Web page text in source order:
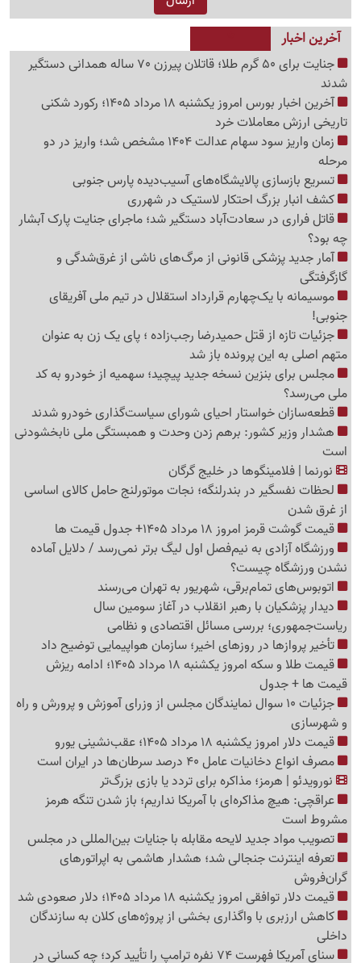
آخرین اخبار
جنایت برای 50 گرم طلا؛ قاتلان پیرزن 70 ساله همدانی دستگیر
شدند
آخرین اخبار بورس امروز یکشنبه 18 مرداد 1405؛ رکورد شکنی
تاریخی ارزش معاملات خرد
زمان واریز سود سهام عدالت 1404 مشخص شد؛ واریز در دو
مرحله
تسریع بازسازی پالایشگاه‌های آسیب‌دیده پارس جنوبی
کشف انبار بزرگ احتکار لاستیک در شهرری
قاتل فراری در سعادت‌آباد دستگیر شد؛ ماجرای جنایت پارک آبشار
چه بود؟
آمار جدید پزشکی قانونی از مرگ‌های ناشی از غرق‌شدگی و
گازگرفتگی
موسیمانه با یک‌چهارم قرارداد استقلال در تیم ملی آفریقای
جنوبی!
جزئیات تازه از قتل حمیدرضا رجب‌زاده ؛ پای یک زن به عنوان
متهم اصلی به این پرونده باز شد
مجلس برای بنزین نسخه جدید پیچید؛ سهمیه از خودرو به کد
ملی می‌رسد؟
قطعه‌سازان خواستار احیای شورای سیاست‌گذاری خودرو شدند
هشدار وزیر کشور: برهم زدن وحدت و همبستگی ملی نابخشودنی
است
نورنما | فلامینگوها در خلیج گرگان
لحظات نفسگیر در بندرلنگه؛ نجات موتورلنج حامل کالای اساسی
از غرق شدن
قیمت گوشت قرمز امروز 18 مرداد 1405+ جدول قیمت ها
ورزشگاه آزادی به نیم‌فصل اول لیگ برتر نمی‌رسد / دلایل آماده
نشدن ورزشگاه چیست؟
اتوبوس‌های تمام‌برقی، شهریور به تهران می‌رسند
دیدار پزشکیان با رهبر انقلاب در آغاز سومین سال
ریاست‌جمهوری؛ بررسی مسائل اقتصادی و نظامی
تأخیر پروازها در روزهای اخیر؛ سازمان هواپیمایی توضیح داد
قیمت طلا و سکه امروز یکشنبه 18 مرداد 1405؛ ادامه ریزش
قیمت ها + جدول
جزئیات 10 سوال نمایندگان مجلس از وزرای آموزش و پرورش و راه
و شهرسازی
قیمت دلار امروز یکشنبه 18 مرداد 1405؛ عقب‌نشینی یورو
مصرف انواع دخانیات عامل 40 درصد سرطان‌ها در ایران است
نورویدئو | هرمز؛ مذاکره برای تردد یا بازی بزرگ‌تر
عراقچی: هیچ مذاکره‌ای با آمریکا نداریم؛ باز شدن تنگه هرمز
مشروط است
تصویب مواد جدید لایحه مقابله با جنایات بین‌المللی در مجلس
تعرفه اینترنت جنجالی شد؛ هشدار هاشمی به اپراتورهای
گرا‌ن‌فروش
قیمت دلار توافقی امروز یکشنبه 18 مرداد 1405؛ دلار صعودی شد
کاهش ارزبری با واگذاری بخشی از پروژه‌های کلان به سازندگان
داخلی
سنای آمریکا فهرست 74 نفره ترامپ را تأیید کرد؛ چه کسانی در